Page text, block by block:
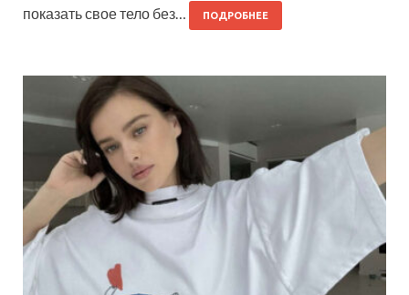
показать свое тело без…
ПОДРОБНЕЕ